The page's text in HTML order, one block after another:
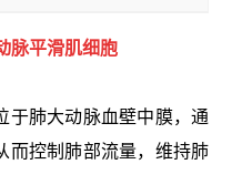
脉平滑肌细胞
于肺大动脉血壁中膜，通
而控制肺部流量，维持肺